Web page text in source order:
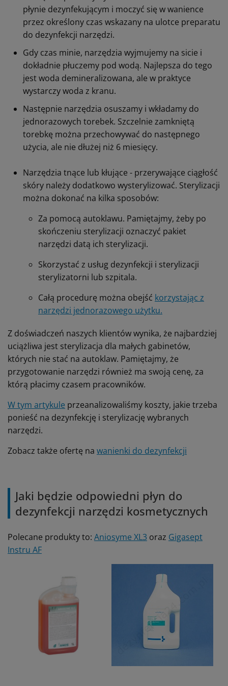
płynie dezynfekującym i moczyć się w wanience
przez określony czas wskazany na ulotce preparatu
do dezynfekcji narzędzi.
Gdy czas minie, narzędzia wyjmujemy na sicie i
dokładnie płuczemy pod wodą. Najlepsza do tego
jest woda demineralizowana, ale w praktyce
wystarczy woda z kranu.
Następnie narzędzia osuszamy i wkładamy do
jednorazowych torebek. Szczelnie zamkniętą
torebkę można przechowywać do następnego
użycia, ale nie dłużej niż 6 miesięcy.
Narzędzia tnące lub kłujące - przerywające ciągłość
skóry należy dodatkowo wysterylizować. Sterylizacji
można dokonać na kilka sposobów:
Za pomocą autoklawu. Pamiętajmy, żeby po
skończeniu sterylizacji oznaczyć pakiet
narzędzi datą ich sterylizacji.
Skorzystać z usług dezynfekcji i sterylizacji
sterylizatorni lub szpitala.
Całą procedurę można obejść korzystając z
narzędzi jednorazowego użytku.
Z doświadczeń naszych klientów wynika, że najbardziej
uciążliwa jest sterylizacja dla małych gabinetów,
których nie stać na autoklaw. Pamiętajmy, że
przygotowanie narzędzi również ma swoją cenę, za
którą płacimy czasem pracowników.
W tym artykule przeanalizowaliśmy koszty, jakie trzeba
ponieść na dezynfekcję i sterylizację wybranych
narzędzi.
Zobacz także ofertę na wanienki do dezynfekcji
Jaki będzie odpowiedni płyn do
dezynfekcji narzędzi kosmetycznych
Polecane produkty to: Aniosyme XL3 oraz Gigasept
Instru AF